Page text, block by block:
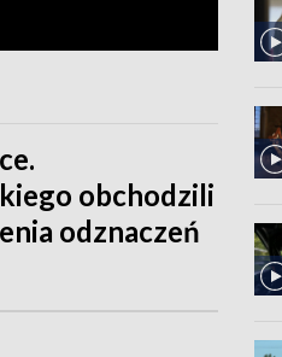
obchodzili
odznaczeń